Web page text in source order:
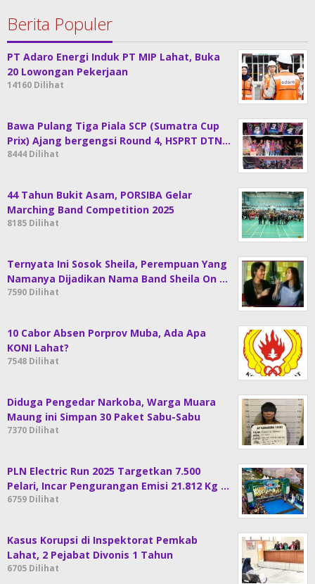
Berita Populer
PT Adaro Energi Induk PT MIP Lahat, Buka
20 Lowongan Pekerjaan
14160 Dilihat
Bawa Pulang Tiga Piala SCP (Sumatra Cup
Prix) Ajang bergengsi Round 4, HSPRT DTN…
8444 Dilihat
44 Tahun Bukit Asam, PORSIBA Gelar
Marching Band Competition 2025
8185 Dilihat
Ternyata Ini Sosok Sheila, Perempuan Yang
Namanya Dijadikan Nama Band Sheila On …
7590 Dilihat
10 Cabor Absen Porprov Muba, Ada Apa
KONI Lahat?
7548 Dilihat
Diduga Pengedar Narkoba, Warga Muara
Maung ini Simpan 30 Paket Sabu-Sabu
7370 Dilihat
PLN Electric Run 2025 Targetkan 7.500
Pelari, Incar Pengurangan Emisi 21.812 Kg …
6759 Dilihat
Kasus Korupsi di Inspektorat Pemkab
Lahat, 2 Pejabat Divonis 1 Tahun
6705 Dilihat